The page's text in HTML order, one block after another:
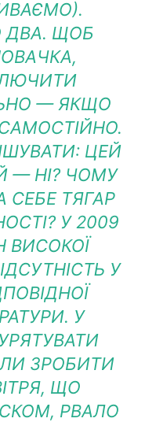
ДВА. ЩОБ
— ЯКЩО
ЦЕЙ
— НІ? ЧОМУ
СЕБЕ ТЯГАР
У 2009
ВИСОКОЇ
У
У
ЗРОБИТИ
ЩО
РВАЛО